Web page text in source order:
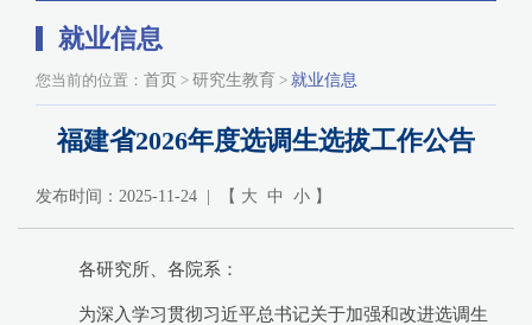
就业信息
您当前的位置： 首页 > 研究生教育 > 就业信息
福建省2026年度选调生选拔工作公告
发布时间：2025-11-24 | 【 大 中 小 】
各研究所、各院系：
为深入学习贯彻习近平总书记关于加强和改进选调生